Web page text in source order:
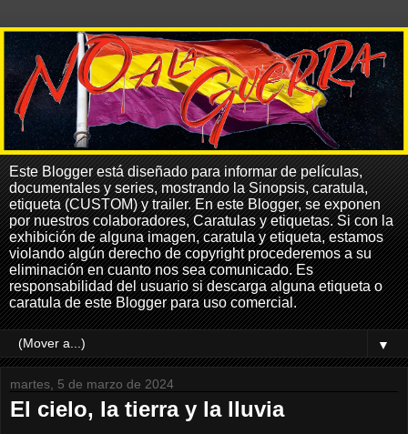
Este Blogger está diseñado para informar de películas,
documentales y series, mostrando la Sinopsis, caratula,
etiqueta (CUSTOM) y trailer. En este Blogger, se exponen
por nuestros colaboradores, Caratulas y etiquetas. Si con la
exhibición de alguna imagen, caratula y etiqueta, estamos
violando algún derecho de copyright procederemos a su
eliminación en cuanto nos sea comunicado. Es
responsabilidad del usuario si descarga alguna etiqueta o
caratula de este Blogger para uso comercial.
▼
martes, 5 de marzo de 2024
El cielo, la tierra y la lluvia